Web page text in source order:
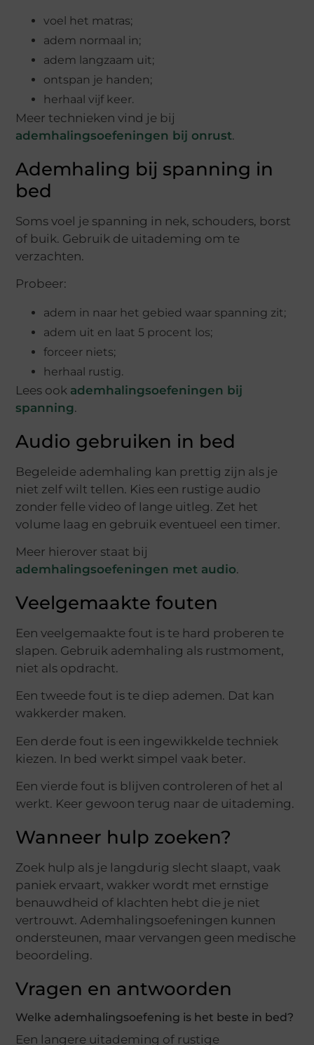
voel het matras;
adem normaal in;
adem langzaam uit;
ontspan je handen;
herhaal vijf keer.
Meer technieken vind je bij
ademhalingsoefeningen bij onrust.
Ademhaling bij spanning in
bed
Soms voel je spanning in nek, schouders, borst
of buik. Gebruik de uitademing om te
verzachten.
Probeer:
adem in naar het gebied waar spanning zit;
adem uit en laat 5 procent los;
forceer niets;
herhaal rustig.
Lees ook ademhalingsoefeningen bij
spanning.
Audio gebruiken in bed
Begeleide ademhaling kan prettig zijn als je
niet zelf wilt tellen. Kies een rustige audio
zonder felle video of lange uitleg. Zet het
volume laag en gebruik eventueel een timer.
Meer hierover staat bij
ademhalingsoefeningen met audio.
Veelgemaakte fouten
Een veelgemaakte fout is te hard proberen te
slapen. Gebruik ademhaling als rustmoment,
niet als opdracht.
Een tweede fout is te diep ademen. Dat kan
wakkerder maken.
Een derde fout is een ingewikkelde techniek
kiezen. In bed werkt simpel vaak beter.
Een vierde fout is blijven controleren of het al
werkt. Keer gewoon terug naar de uitademing.
Wanneer hulp zoeken?
Zoek hulp als je langdurig slecht slaapt, vaak
paniek ervaart, wakker wordt met ernstige
benauwdheid of klachten hebt die je niet
vertrouwt. Ademhalingsoefeningen kunnen
ondersteunen, maar vervangen geen medische
beoordeling.
Vragen en antwoorden
Welke ademhalingsoefening is het beste in bed?
Een langere uitademing of rustige